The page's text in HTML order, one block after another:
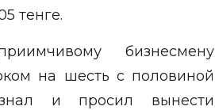
тенге.
бизнесмену
на шесть с половиной
и просил вынести